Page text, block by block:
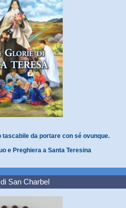
da portare con sé ovunque.
e Preghiera a Santa Teresina
San Charbel